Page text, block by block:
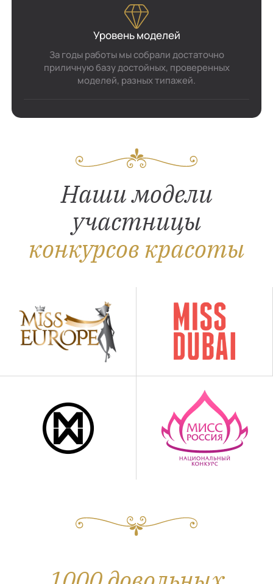
Уровень моделей
За годы работы мы собрали достаточно
приличную базу достойных, проверенных
моделей, разных типажей.
Наши модели
участницы
конкурсов красоты